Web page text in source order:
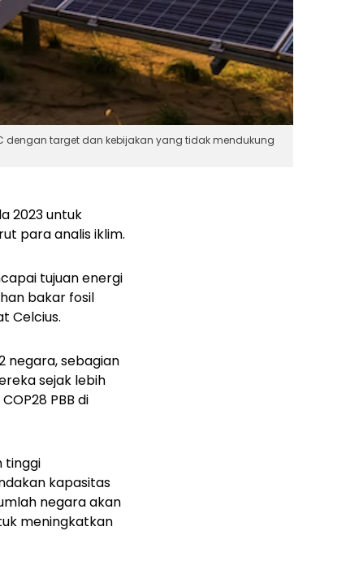
dengan target dan kebijakan yang tidak mendukung
2023 untuk
para analis iklim.
tujuan energi
bakar fosil
Celcius.
negara, sebagian
sejak lebih
PBB di
tinggi
kapasitas
negara akan
meningkatkan